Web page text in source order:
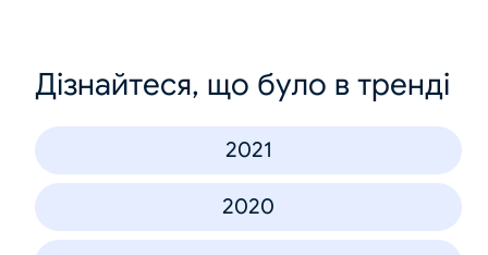
Дізнайтеся, що було в тренді
2021
2020